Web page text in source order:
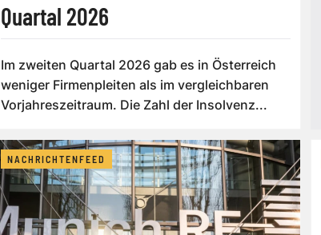
Quartal 2026
Im zweiten Quartal 2026 gab es in Österreich
weniger Firmenpleiten als im vergleichbaren
Vorjahreszeitraum. Die Zahl der Insolvenz...
NACHRICHTENFEED